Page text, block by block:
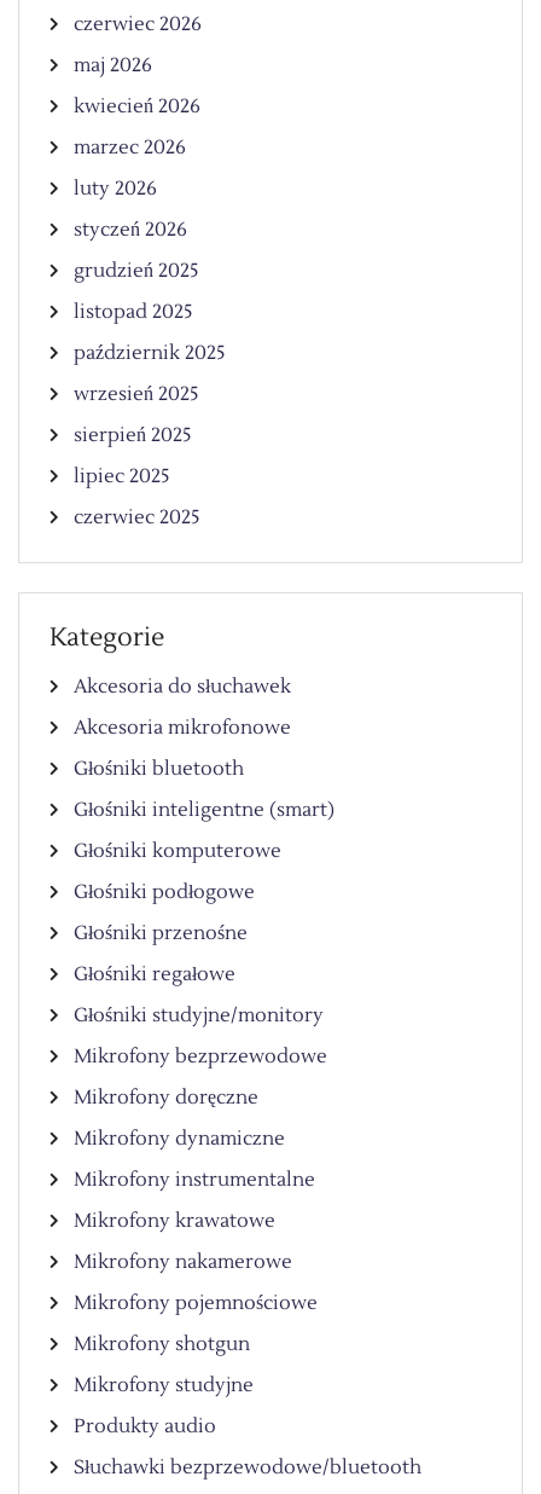
czerwiec 2026
maj 2026
kwiecień 2026
marzec 2026
luty 2026
styczeń 2026
grudzień 2025
listopad 2025
październik 2025
wrzesień 2025
sierpień 2025
lipiec 2025
czerwiec 2025
Kategorie
Akcesoria do słuchawek
Akcesoria mikrofonowe
Głośniki bluetooth
Głośniki inteligentne (smart)
Głośniki komputerowe
Głośniki podłogowe
Głośniki przenośne
Głośniki regałowe
Głośniki studyjne/monitory
Mikrofony bezprzewodowe
Mikrofony doręczne
Mikrofony dynamiczne
Mikrofony instrumentalne
Mikrofony krawatowe
Mikrofony nakamerowe
Mikrofony pojemnościowe
Mikrofony shotgun
Mikrofony studyjne
Produkty audio
Słuchawki bezprzewodowe/bluetooth